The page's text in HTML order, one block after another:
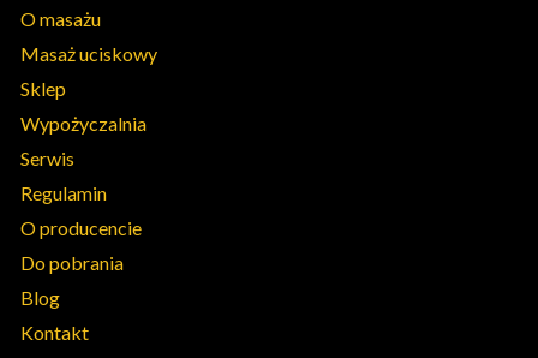
O masażu
Masaż uciskowy
Sklep
Wypożyczalnia
Serwis
Regulamin
O producencie
Do pobrania
Blog
Kontakt